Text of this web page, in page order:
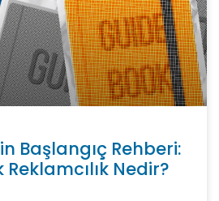
Başlangıç Rehberi:
Nedir?